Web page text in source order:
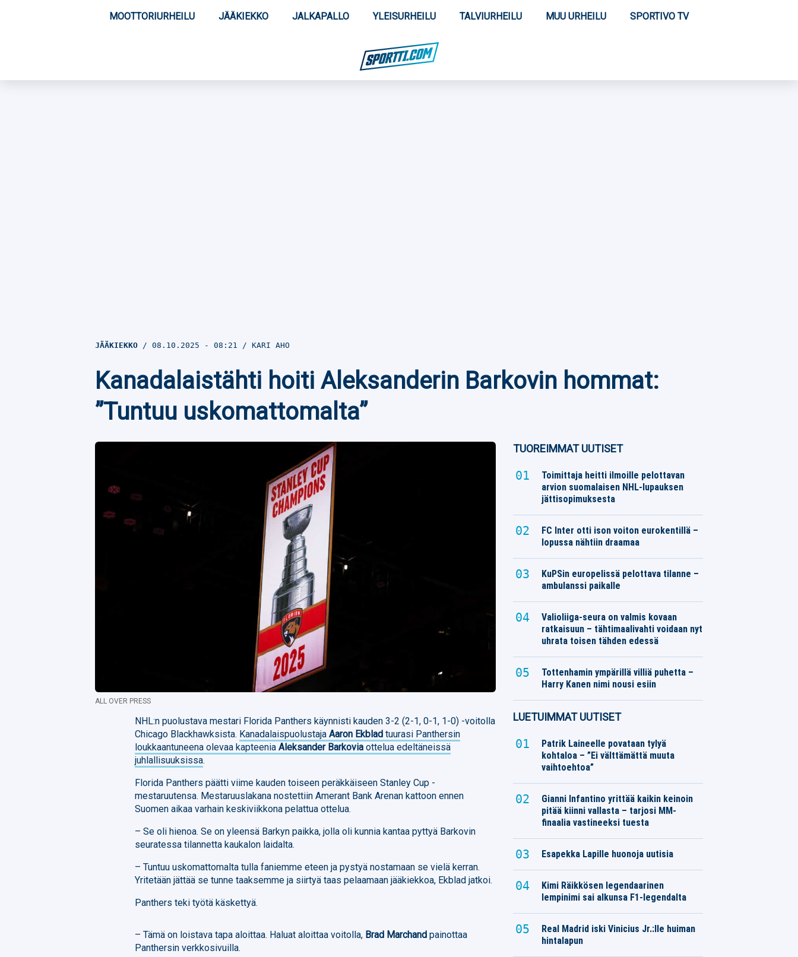
MOOTTORIURHEILU JÄÄKIEKKO JALKAPALLO YLEISURHEILU TALVIURHEILU MUU URHEILU SPORTIVO TV
JÄÄKIEKKO 08.10.2025 - 08:21 KARI AHO
Kanadalaistähti hoiti Aleksanderin Barkovin hommat:
”Tuntuu uskomattomalta”
ALL OVER PRESS
NHL:n puolustava mestari Florida Panthers käynnisti kauden 3-2 (2-1, 0-1, 1-0) -voitolla
Chicago Blackhawksista. KanadalaispuolustajaAaron Ekbladtuurasi Panthersin
loukkaantuneena olevaa kapteeniaAleksander Barkoviaottelua edeltäneissä
juhlallisuuksissa.
Florida Panthers päätti viime kauden toiseen peräkkäiseen Stanley Cup -
mestaruutensa. Mestaruuslakana nostettiin Amerant Bank Arenan kattoon ennen
Suomen aikaa varhain keskiviikkona pelattua ottelua.
– Se oli hienoa. Se on yleensä Barkyn paikka, jolla oli kunnia kantaa pyttyä Barkovin
seuratessa tilannetta kaukalon laidalta.
– Tuntuu uskomattomalta tulla faniemme eteen ja pystyä nostamaan se vielä kerran.
Yritetään jättää se tunne taaksemme ja siirtyä taas pelaamaan jääkiekkoa, Ekblad jatkoi.
Panthers teki työtä käskettyä.
– Tämä on loistava tapa aloittaa. Haluat aloittaa voitolla, Brad Marchand painottaa
Panthersin verkkosivuilla.
TUOREIMMAT UUTISET
Toimittaja heitti ilmoille pelottavan
arvion suomalaisen NHL-lupauksen
jättisopimuksesta
FC Inter otti ison voiton eurokentillä –
lopussa nähtiin draamaa
KuPSin europelissä pelottava tilanne –
ambulanssi paikalle
Valioliiga-seura on valmis kovaan
ratkaisuun – tähtimaalivahti voidaan nyt
uhrata toisen tähden edessä
Tottenhamin ympärillä villiä puhetta –
Harry Kanen nimi nousi esiin
LUETUIMMAT UUTISET
Patrik Laineelle povataan tylyä
kohtaloa – ”Ei välttämättä muuta
vaihtoehtoa”
Gianni Infantino yrittää kaikin keinoin
pitää kiinni vallasta – tarjosi MM-
finaalia vastineeksi tuesta
Esapekka Lapille huonoja uutisia
Kimi Räikkösen legendaarinen
lempinimi sai alkunsa F1-legendalta
Real Madrid iski Vinicius Jr.:lle huiman
hintalapun